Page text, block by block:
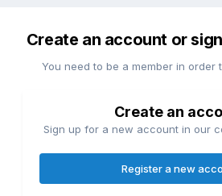
Create an account or
You need to be a member in order
Create an
Sign up for a new account in our
Register a new